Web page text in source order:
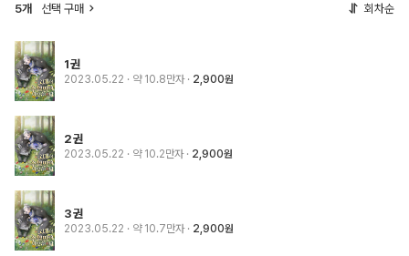
5개 선택 구매 회차순
1권
2023.05.22 · 약 10.8만자 2,900원
2권
2023.05.22 · 약 10.2만자 2,900원
3권
2023.05.22 · 약 10.7만자 2,900원